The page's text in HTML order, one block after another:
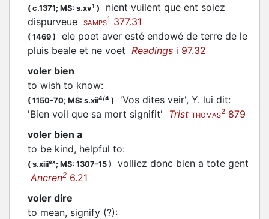
( c.1371; MS: s.xv1 ) nient vuilent que ent soiez
dispurveue
SAMPS1 377.31
( 1469 )
ele poet aver esté endowé de terre de le
pluis beale et ne voet Readings i 97.32
voler bien
to wish to know:
( 1150-70; MS: s.xii4/4 )
'Vos dites veir', Y. lui dit:
'Bien voil que sa mort signifit' Trist THOMAS2 879
voler bien a
to be kind, helpful to:
( s.xiiiex; MS: 1307-15 ) volliez donc bien a tote gent
Ancren2 6.21
voler dire
to mean, signify (?):